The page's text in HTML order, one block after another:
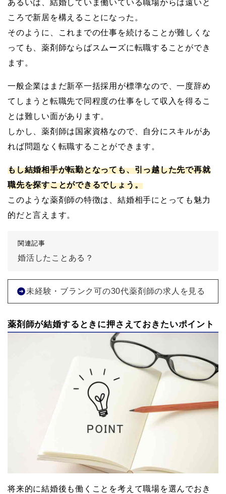
あるいは、結婚していま働いている職場からは遠いと
ころで新居を構えることになった。
そのように、これまでの仕事を続けることが難しくな
っても、薬剤師ならばスムーズに転職することができ
ます。
一般企業はまだ新卒一括採用が標準なので、一度辞め
てしまうと転職先で同程度の仕事をして収入を得るこ
とは難しい面があります。
しかし、薬剤師は国家資格なので、自分にスキルがあ
れば問題なく転職することができます。
もし結婚相手が転勤となっても、引っ越した先で再就
職先を探すことができるでしょう。
このような薬剤師の特徴は、結婚相手にとっても魅力
的だと言えます。
関連記事
婚活したことある？
未経験・ブランク可の30代薬剤師の求人を見る
薬剤師が結婚するときに押さえておきたいポイント
将来的に結婚後も働くことを考えて職場を選んでおき